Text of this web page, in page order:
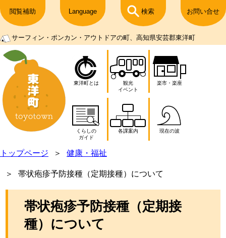
閲覧補助 Language 検索 お問い合せ
サーフィン・ポンカン・アウトドアの町、高知県安芸郡東洋町
東洋町とは
観光
イベント
楽市・楽座
くらしの
ガイド
各課案内 現在の波
トップページ 健康・福祉
帯状疱疹予防接種（定期接種）について
帯状疱疹予防接種（定期接
種）について